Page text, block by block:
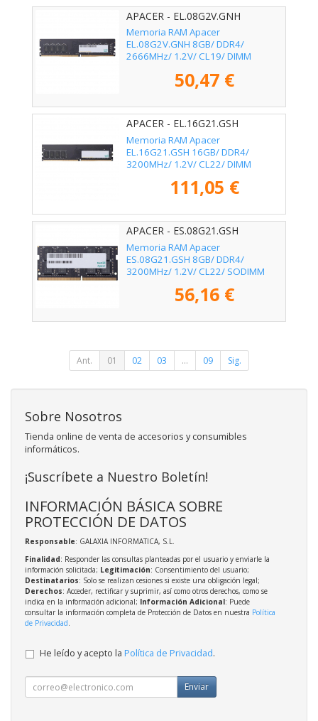
APACER - EL.08G2V.GNH
Memoria RAM Apacer
EL.08G2V.GNH 8GB/ DDR4/
2666MHz/ 1.2V/ CL19/ DIMM
50,47 €
APACER - EL.16G21.GSH
Memoria RAM Apacer
EL.16G21.GSH 16GB/ DDR4/
3200MHz/ 1.2V/ CL22/ DIMM
111,05 €
APACER - ES.08G21.GSH
Memoria RAM Apacer
ES.08G21.GSH 8GB/ DDR4/
3200MHz/ 1.2V/ CL22/ SODIMM
56,16 €
Ant. 01 02 03 ... 09 Sig.
Sobre Nosotros
Tienda online de venta de accesorios y consumibles
informáticos.
¡Suscríbete a Nuestro Boletín!
INFORMACIÓN BÁSICA SOBRE
PROTECCIÓN DE DATOS
Responsable: GALAXIA INFORMATICA, S.L.
Finalidad: Responder las consultas planteadas por el usuario y enviarle la
información solicitada; Legitimación: Consentimiento del usuario;
Destinatarios: Solo se realizan cesiones si existe una obligación legal;
Derechos: Acceder, rectificar y suprimir, así como otros derechos, como se
indica en la información adicional; Información Adicional: Puede
consultar la información completa de Protección de Datos en nuestra Política
de Privacidad.
He leído y acepto la Política de Privacidad.
Enviar